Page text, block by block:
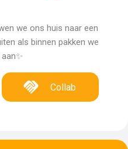
we ons huis naar een
als binnen pakken we
Collab